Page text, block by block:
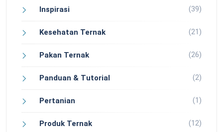
Inspirasi (39)
Kesehatan Ternak (21)
Pakan Ternak (26)
Panduan & Tutorial (2)
Pertanian (1)
Produk Ternak (12)